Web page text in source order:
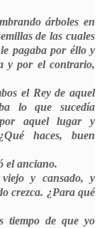
árboles en
de las cuales
pagaba por éllo y
y por el contrario,
el Rey de aquel
lo que sucedía
aquel lugar y
haces, buen
el anciano.
y cansado, y
crezca. ¿Para qué
tiempo de que yo